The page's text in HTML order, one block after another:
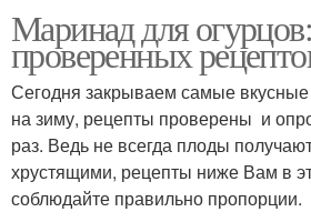
Маринад для
проверенных
Сегодня закрываем самые
на зиму, рецепты проверены и
раз. Ведь не всегда плоды
хрустящими, рецепты ниже Вам в
соблюдайте правильно пропорции.